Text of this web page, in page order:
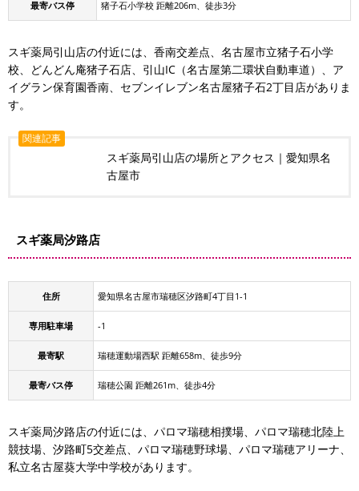
最寄バス停 猪子石小学校 距離206m、徒歩3分
スギ薬局引山店の付近には、香南交差点、名古屋市立猪子石小学
校、どんどん庵猪子石店、引山IC（名古屋第二環状自動車道）、ア
イグラン保育園香南、セブンイレブン名古屋猪子石2丁目店がありま
す。
関連記事
スギ薬局引山店の場所とアクセス｜愛知県名
古屋市
スギ薬局汐路店
住所 愛知県名古屋市瑞穂区汐路町4丁目1-1
専用駐車場 -1
最寄駅 瑞穂運動場西駅 距離658m、徒歩9分
最寄バス停 瑞穂公園 距離261m、徒歩4分
スギ薬局汐路店の付近には、パロマ瑞穂相撲場、パロマ瑞穂北陸上
競技場、汐路町5交差点、パロマ瑞穂野球場、パロマ瑞穂アリーナ、
私立名古屋葵大学中学校があります。